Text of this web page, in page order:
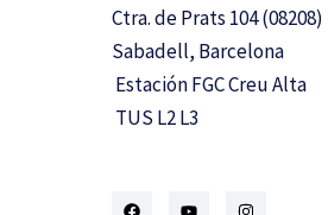
Ctra. de Prats 104 (08208)
Sabadell, Barcelona
Estación FGC Creu Alta
TUS L2 L3